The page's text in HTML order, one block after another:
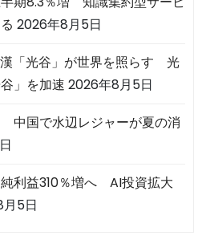
2026年8月5日
「光谷」が世界を照らす 光
」を加速 2026年8月5日
中国で水辺レジャーが夏の消
利益310％増へ AI投資拡大
5日